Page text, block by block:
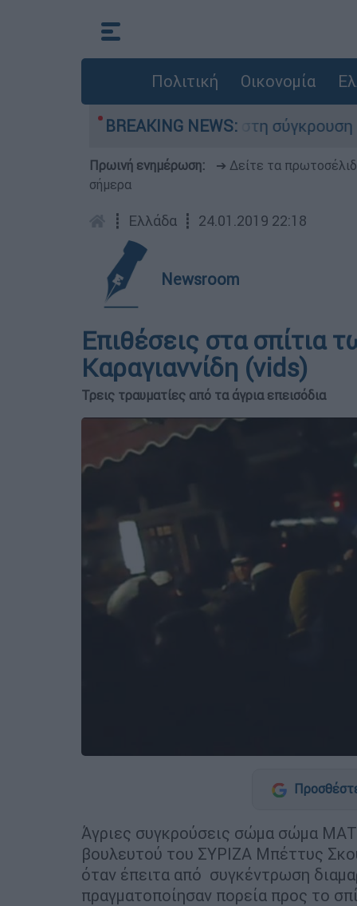
Πολιτική Οικονομία
BREAKING NEWS:
έχασε τη ζωή του στη σύγκρουση
Πρωινή ενημέρωση: ➔ Δείτε τα
σήμερα
┋ Ελλάδα ┋ 24.01.2019 22:18
Newsroom
Επιθέσεις στα σπίτια
Καραγιαννίδη (vids)
Τρεις τραυματίες από τα άγρια επεισόδια
Άγριες συγκρούσεις σώμα σώμα
βουλευτού του ΣΥΡΙΖΑ Μπέττυς
όταν έπειτα από συγκέντρωση
πραγματοποίησαν πορεία προς το